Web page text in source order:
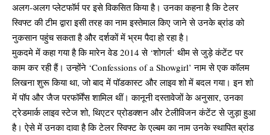
अलग-अलग प्लेटफॉर्म पर इसे विकसित किया है। उनका कहना है कि टेलर
स्विफ्ट की टीम द्वारा इसी तरह का नाम इस्तेमाल किए जाने से उनके ब्रांड को
नुकसान पहुंच सकता है और दर्शकों में भ्रम पैदा हो रहा है।
मुकदमे में कहा गया है कि मारेन वेड 2014 से ‘शोगर्ल’ थीम से जुड़े कंटेंट पर
काम कर रही हैं। उन्होंने ‘Confessions of a Showgirl’ नाम से एक कॉलम
लिखना शुरू किया था, जो बाद में पॉडकास्ट और लाइव शो में बदल गया। इन शो
में पॉप और जैज परफॉर्मेंस शामिल थीं। कानूनी दस्तावेजों के अनुसार, उनका
ट्रेडमार्क लाइव स्टेज शो, थिएटर प्रोडक्शन और टेलीविजन कंटेंट से जुड़ा हुआ
है। ऐसे में उनका दावा है कि टेलर स्विफ्ट के एल्बम का नाम उनके स्थापित ब्रांड